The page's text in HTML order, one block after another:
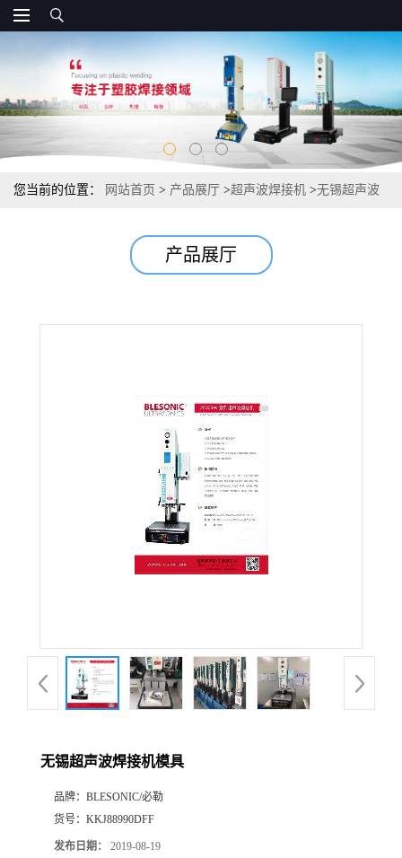
您当前的位置： 网站首页 > 产品展厅 >超声波焊接机 >无锡超声波
产品展厅
无锡超声波焊接机模具
品牌： BLESONIC/必勒
货号： KKJ88990DFF
发布日期： 2019-08-19